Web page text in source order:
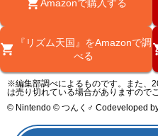
Amazonで購入する
『リズム天国』をAmazonで調
べる
※編集部調べによるものです。また、
は売り切れている場合がありますので
© Nintendo © つんく♂ Codeveloped